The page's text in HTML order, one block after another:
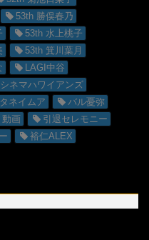
53th 勝俣春乃
53th 水上桃子
53th 箕川葉月
LAGI中谷
シネマハワイアンズ
タネイムア
バル憂弥
動画
引退セレモニー
裕仁ALEX